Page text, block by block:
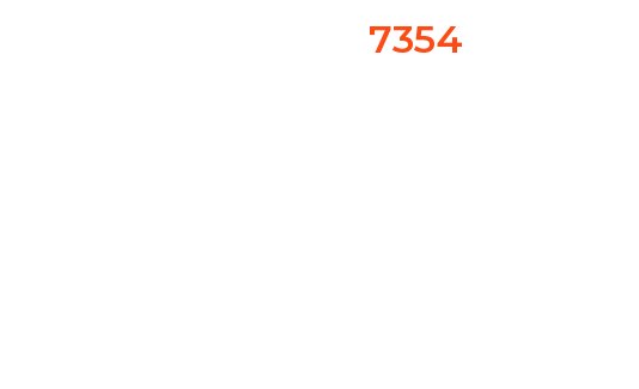
7354